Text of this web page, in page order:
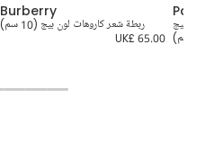
Burberry
ربطة شعر كاروهات لون بيج (10 سم)
UK£ 65.00
وبيج